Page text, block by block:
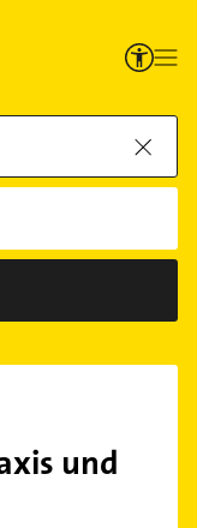
und